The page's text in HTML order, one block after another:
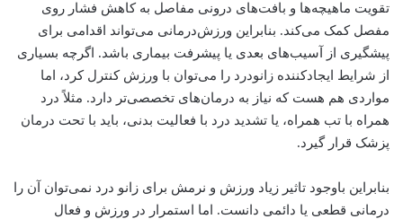
تقویت ماهیچه‌ها و بافت‌های درونی مفاصل به کاهش فشار روی
مفصل کمک می‌کند. بنابراین ورزش‌درمانی می‌تواند اقدامی برای
پیشگیری از آسیب‌های بعدی یا پیشرفت بیماری باشد. اگرچه بسیاری
از شرایط ایجادکننده زانودرد را می‌توان با ورزش کنترل کرد، اما
مواردی هم هست که نیاز به درمان‌های تخصصی‌تر دارد. مثلاً درد
همراه با تب همراه، یا تشدید درد با فعالیت بدنی، باید با تحت درمان
پزشک قرار گیرد.
بنابراین باوجود تاثیر زیاد ورزش و نرمش برای زانو درد نمی‌توان آن را
درمانی قطعی یا دائمی دانست. اما استمرار در ورزش و فعال‌